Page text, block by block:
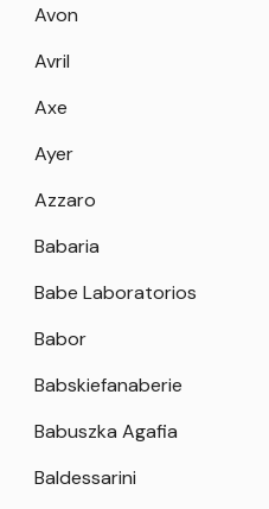
Avon
Avril
Axe
Ayer
Azzaro
Babaria
Babe Laboratorios
Babor
Babskiefanaberie
Babuszka Agafia
Baldessarini